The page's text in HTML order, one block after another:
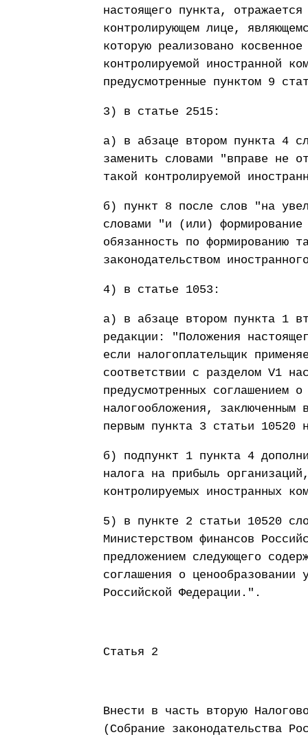
настоящего пункта,
контролирующем лице,
которую реализовано
контролируемой иностранной
предусмотренные пунктом 9
3) в статье 2515:
а) в абзаце втором пункта 4
заменить словами "вправе не
такой контролируемой
б) пункт 8 после слов "на
словами "и (или) формирование
обязанность по формированию
законодательством
4) в статье 1053:
а) в абзаце втором пункта 1
редакции: "Положения
если налогоплательщик
соответствии с разделом V1
предусмотренных соглашением
налогообложения,
первым пункта 3 статьи 10520
б) подпункт 1 пункта 4
налога на прибыль
контролируемых иностранных
5) в пункте 2 статьи 10520
Министерством финансов
предложением следующего
соглашения о ценообразовании
Российской Федерации.".
Статья 2
Внести в часть вторую
(Собрание законодательства